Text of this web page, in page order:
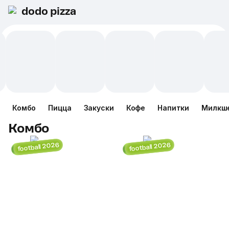
dodo pizza
Комбо Пицца Закуски Кофе Напитки
Комбо
football 2026 football 2026